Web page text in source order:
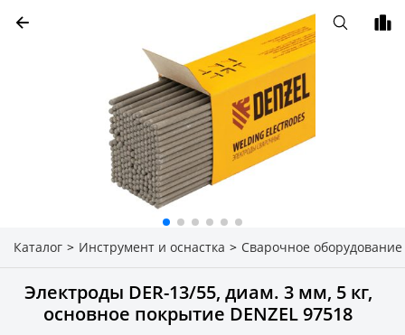
Каталог > Инструмент и оснастка > Сварочное оборудование
Электроды DER-13/55, диам. 3 мм, 5 кг,
основное покрытие DENZEL 97518